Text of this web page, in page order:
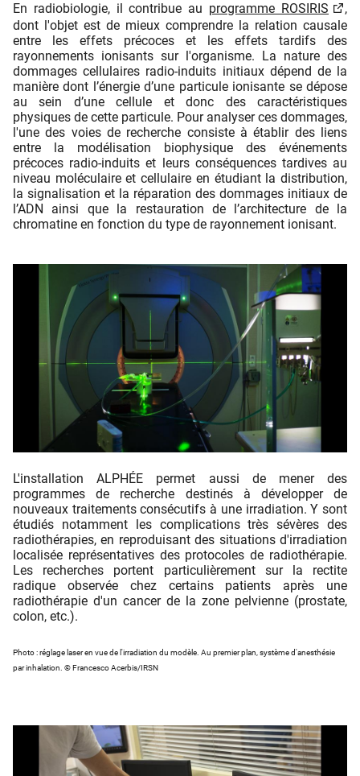
En radiobiologie, il contribue au programme ROSIRIS
,
dont l'objet est de mieux comprendre la relation causale
entre les effets précoces et les effets tardifs des
rayonnements ionisants sur l'organisme. La nature des
dommages cellulaires radio-induits initiaux dépend de la
manière dont l’énergie d’une particule ionisante se dépose
au sein d’une cellule et donc des caractéristiques
physiques de cette particule. Pour analyser ces dommages,
l'une des voies de recherche consiste à établir des liens
entre la modélisation biophysique des événements
précoces radio-induits et leurs conséquences tardives au
niveau moléculaire et cellulaire en étudiant la distribution,
la signalisation et la réparation des dommages initiaux de
l’ADN ainsi que la restauration de l’architecture de la
chromatine en fonction du type de rayonnement ionisant.
L'installation ALPHÉE permet aussi de mener des
programmes de recherche destinés à développer de
nouveaux traitements consécutifs à une irradiation. Y sont
étudiés notamment les complications très sévères des
radiothérapies, en reproduisant des situations d'irradiation
localisée représentatives des protocoles de radiothérapie.
Les recherches portent particulièrement sur la rectite
radique observée chez certains patients après une
radiothérapie d'un cancer de la zone pelvienne (prostate,
colon, etc.).
Photo : réglage laser en vue de l'irradiation du modèle. Au premier plan, système d'anesthésie
par inhalation. © Francesco Acerbis/IRSN